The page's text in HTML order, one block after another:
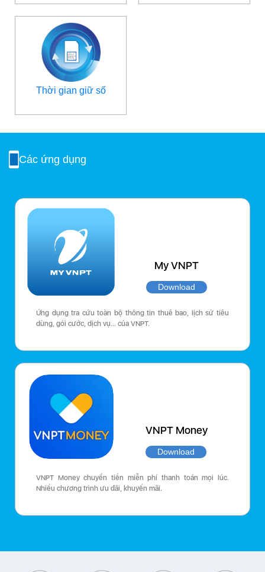
Thời gian giữ số
Các ứng dụng
My VNPT
Download
Ứng dụng tra cứu toàn bộ thông tin thuê bao, lịch sử tiêu
dùng, gói cước, dịch vụ… của VNPT.
VNPT Money
Download
VNPT Money chuyển tiền miễn phí thanh toán mọi lúc.
Nhiều chương trình ưu đãi, khuyến mãi.